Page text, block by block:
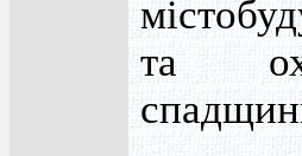
та